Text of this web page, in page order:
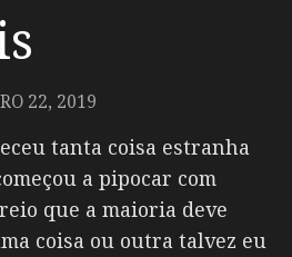
22, 2019
tanta coisa estranha
a pipocar com
que a maioria deve
coisa ou outra talvez eu